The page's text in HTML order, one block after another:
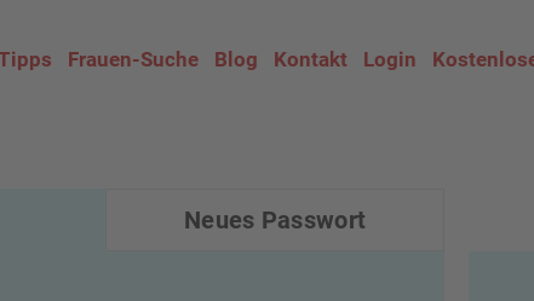
Frauen-Suche Blog Kontakt Login
Neues Passwort